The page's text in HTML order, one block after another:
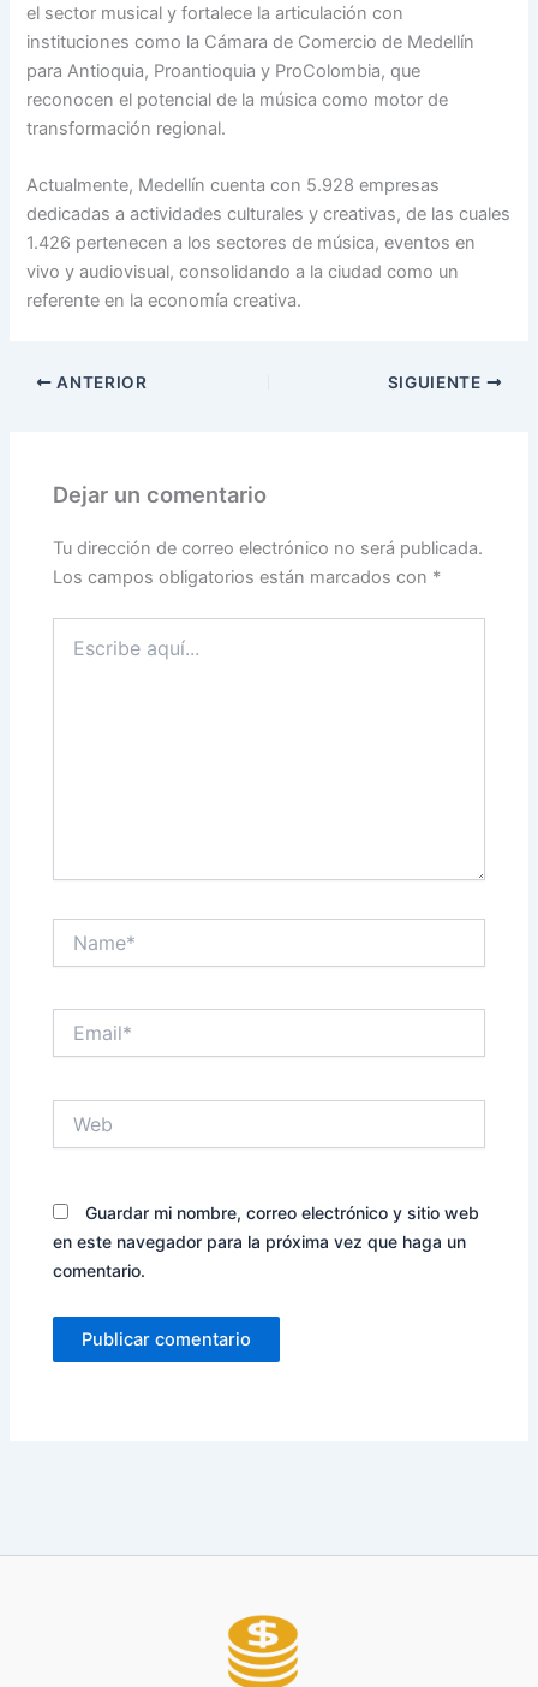
el sector musical y fortalece la articulación con
instituciones como la Cámara de Comercio de Medellín
para Antioquia, Proantioquia y ProColombia, que
reconocen el potencial de la música como motor de
transformación regional.
Actualmente, Medellín cuenta con 5.928 empresas
dedicadas a actividades culturales y creativas, de las cuales
1.426 pertenecen a los sectores de música, eventos en
vivo y audiovisual, consolidando a la ciudad como un
referente en la economía creativa.
ANTERIOR SIGUIENTE
Dejar un comentario
Tu dirección de correo electrónico no será publicada.
Los campos obligatorios están marcados con *
aquí...
Guardar mi nombre, correo electrónico y sitio web
en este navegador para la próxima vez que haga un
comentario.